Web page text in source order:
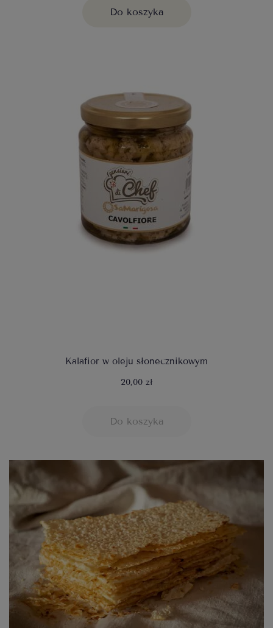
Do koszyka
Kalafior w oleju słonecznikowym
20,00 zł
Do koszyka